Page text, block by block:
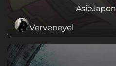
AsieJapon
Verveneyel